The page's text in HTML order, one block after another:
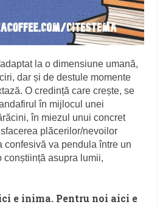
la o dimensiune umană,
dar și de destule momente
O credință care crește, se
în mijlocul unei
în miezul unui concret
plăcerilor/nevoilor
confesivă va pendula între un
asupra lumii,
e inima. Pentru noi aici e